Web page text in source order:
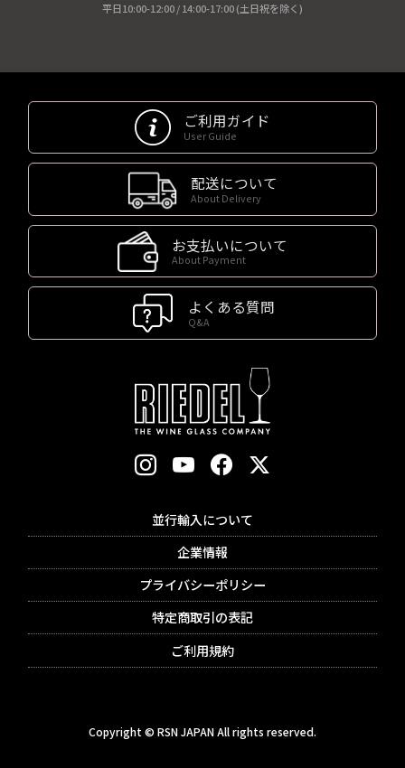
平日10:00-12:00 / 14:00-17:00 (土日祝を除く)
ご利用ガイド
User Guide
配送について
About Delivery
お支払いについて
About Payment
よくある質問
Q&A
並行輸入について
企業情報
プライバシーポリシー
特定商取引の表記
ご利用規約
Copyright © RSN JAPAN All rights reserved.